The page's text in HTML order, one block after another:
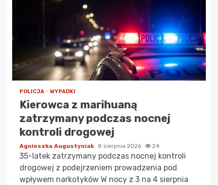
POLICJA WYPADKI
Kierowca z marihuaną
zatrzymany podczas nocnej
kontroli drogowej
Agnieszka Augustyniak 8 sierpnia 2026 24
35-latek zatrzymany podczas nocnej kontroli
drogowej z podejrzeniem prowadzenia pod
wpływem narkotyków W nocy z 3 na 4 sierpnia